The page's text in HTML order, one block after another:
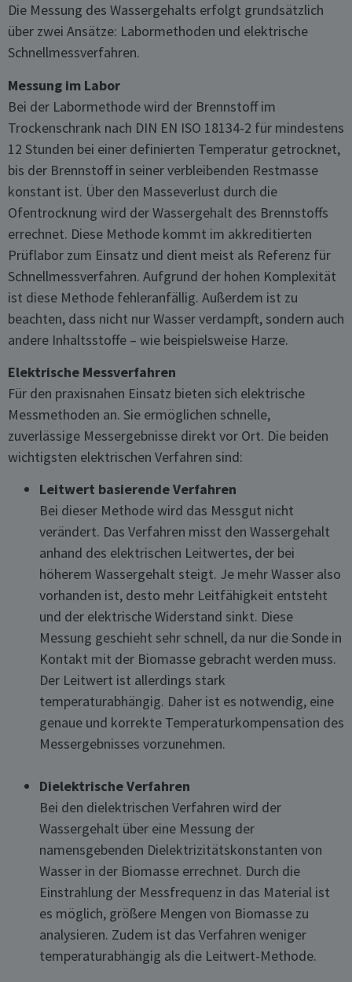
Die Messung des Wassergehalts erfolgt grundsätzlich
über zwei Ansätze: Labormethoden und elektrische
Schnellmessverfahren.
Messung im Labor
Bei der Labormethode wird der Brennstoff im
Trockenschrank nach DIN EN ISO 18134-2 für mindestens
12 Stunden bei einer definierten Temperatur getrocknet,
bis der Brennstoff in seiner verbleibenden Restmasse
konstant ist. Über den Masseverlust durch die
Ofentrocknung wird der Wassergehalt des Brennstoffs
errechnet. Diese Methode kommt im akkreditierten
Prüflabor zum Einsatz und dient meist als Referenz für
Schnellmessverfahren. Aufgrund der hohen Komplexität
ist diese Methode fehleranfällig. Außerdem ist zu
beachten, dass nicht nur Wasser verdampft, sondern auch
andere Inhaltsstoffe – wie beispielsweise Harze.
Elektrische Messverfahren
Für den praxisnahen Einsatz bieten sich elektrische
Messmethoden an. Sie ermöglichen schnelle,
zuverlässige Messergebnisse direkt vor Ort. Die beiden
wichtigsten elektrischen Verfahren sind:
Leitwert basierende Verfahren
Bei dieser Methode wird das Messgut nicht
verändert. Das Verfahren misst den Wassergehalt
anhand des elektrischen Leitwertes, der bei
höherem Wassergehalt steigt. Je mehr Wasser also
vorhanden ist, desto mehr Leitfähigkeit entsteht
und der elektrische Widerstand sinkt. Diese
Messung geschieht sehr schnell, da nur die Sonde in
Kontakt mit der Biomasse gebracht werden muss.
Der Leitwert ist allerdings stark
temperaturabhängig. Daher ist es notwendig, eine
genaue und korrekte Temperaturkompensation des
Messergebnisses vorzunehmen.
Dielektrische Verfahren
Bei den dielektrischen Verfahren wird der
Wassergehalt über eine Messung der
namensgebenden Dielektrizitätskonstanten von
Wasser in der Biomasse errechnet. Durch die
Einstrahlung der Messfrequenz in das Material ist
es möglich, größere Mengen von Biomasse zu
analysieren. Zudem ist das Verfahren weniger
temperaturabhängig als die Leitwert-Methode.